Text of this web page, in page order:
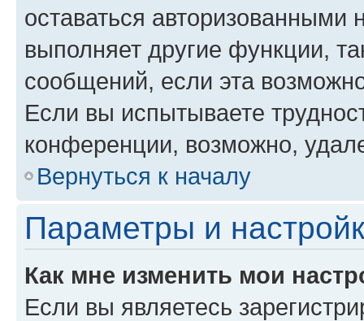
оставаться авторизованными
выполняет другие функции,
сообщений, если эта
Если вы испытываете
конференции, возможно,
Вернуться к началу
Параметры и
Как мне изменить мои
Если вы являетесь